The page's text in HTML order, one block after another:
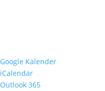
Google Kalender
iCalendar
Outlook 365